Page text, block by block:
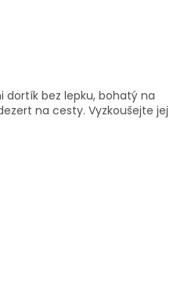
dortík bez lepku, bohatý na
na cesty. Vyzkoušejte jej